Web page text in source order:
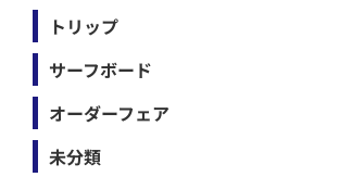
トリップ
サーフボード
オーダーフェア
未分類